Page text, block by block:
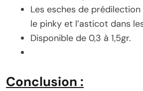
Les esches de prédilection
le pinky et l’asticot dans
Disponible de 0,3 à 1,5gr.
Conclusion :